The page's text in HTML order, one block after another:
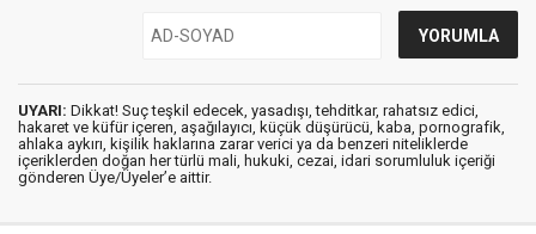
UYARI: Dikkat! Suç teşkil edecek, yasadışı, tehditkar, rahatsız edici,
hakaret ve küfür içeren, aşağılayıcı, küçük düşürücü, kaba, pornografik,
ahlaka aykırı, kişilik haklarına zarar verici ya da benzeri niteliklerde
içeriklerden doğan her türlü mali, hukuki, cezai, idari sorumluluk içeriği
gönderen Üye/Üyeler’e aittir.